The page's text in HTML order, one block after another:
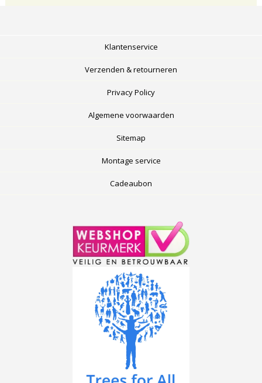
Klantenservice
Verzenden & retourneren
Privacy Policy
Algemene voorwaarden
Sitemap
Montage service
Cadeaubon